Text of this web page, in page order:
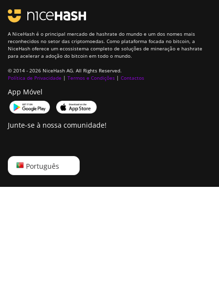
A NiceHash é o principal mercado de hashrate do mundo e um dos nomes mais
reconhecidos no setor das criptomoedas. Como plataforma focada no bitcoin, a
NiceHash oferece um ecossistema completo de soluções de mineração e hashrate
para acelerar a adoção do bitcoin em todo o mundo.
© 2014 - 2026 NiceHash AG. All Rights Reserved.
Política de Privacidade | Termos e Condições | Contactos
App Móvel
Junte-se à nossa comunidade!
Português
English